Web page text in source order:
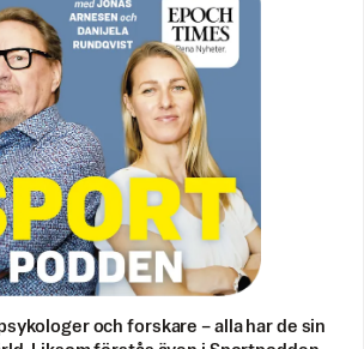
och forskare – alla har de sin